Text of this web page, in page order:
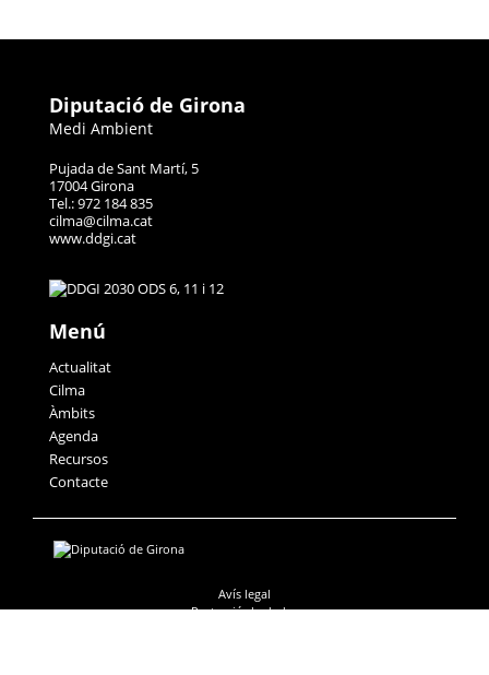
Diputació de Girona
Medi Ambient
Pujada de Sant Martí, 5
17004 Girona
Tel.: 972 184 835
cilma@cilma.cat
www.ddgi.cat
Menú
Actualitat
Cilma
Àmbits
Agenda
Recursos
Contacte
Avís legal
Protecció de dades